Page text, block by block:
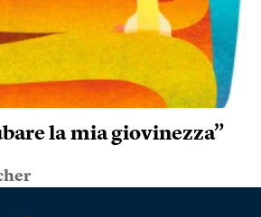
la mia giovinezza”